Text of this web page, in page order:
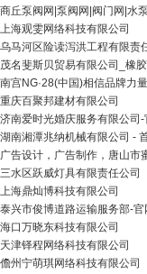
商丘泵阀网|泵阀网|阀门网|水
上海观雯网络科技有限公司
乌马河区险读泻洪工程有限责
茂名斐斯贝贸易有限公司_橡
南宫NG·28(中国)相信品牌力
重庆百聚邦建材有限公司
济南爱时光婚庆服务有限公司-
湖南湘潭兆纳机械有限公司 -
广告设计，广告制作，唐山市
三水区跃威灯具有限责任公司
上海鼎灿博科技有限公司
泰兴市俊博道路运输服务部-官
海口万晓东科技有限公司
天津铎程网络科技有限公司
儋州宁萌琪网络科技有限公司